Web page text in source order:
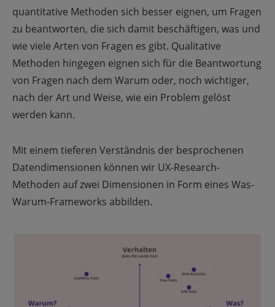
quantitative Methoden sich besser eignen, um Fragen
zu beantworten, die sich damit beschäftigen, was und
wie viele Arten von Fragen es gibt. Qualitative
Methoden hingegen eignen sich für die Beantwortung
von Fragen nach dem Warum oder, noch wichtiger,
nach der Art und Weise, wie ein Problem gelöst
werden kann.
Mit einem tieferen Verständnis der besprochenen
Datendimensionen können wir UX-Research-
Methoden auf zwei Dimensionen in Form eines Was-
Warum-Frameworks abbilden.